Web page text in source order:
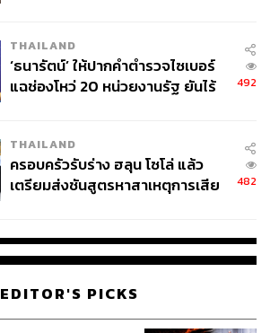
จ่ายหนี้-แอบระบุแบรนด์
THAILAND
‘ธนารัตน์’ ให้ปากคำตำรวจไซเบอร์
แฉช่องโหว่ 20 หน่วยงานรัฐ ยันไร้
492
THAILAND
ครอบครัวรับร่าง ฮลุน โซโล่ แล้ว
เตรียมส่งชันสูตรหาสาเหตุการเสีย
482
EDITOR'S PICKS